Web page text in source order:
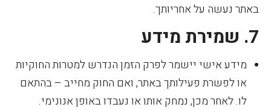
באתר נעשה על אחריותך.
7. שמירת מידע
מידע אישי יישמר לפרק הזמן הנדרש למטרות החוקיות
או לפשרת פעילותך באתר, ואם החוק מחייב – בהתאם
לו. לאחר מכן, נמחק אותו או נעבדו באופן אנונימי.